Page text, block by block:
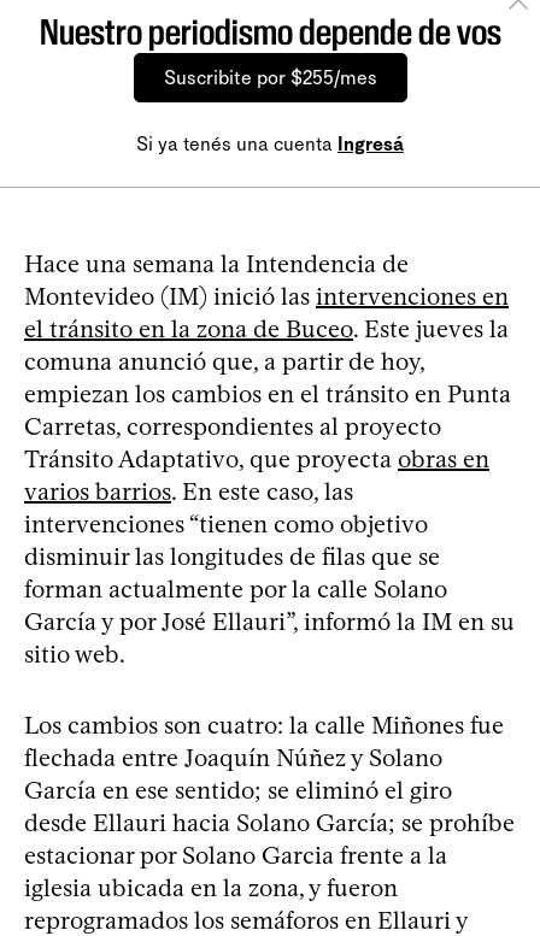
Nuestro periodismo depende de vos
Suscribite por $255/mes
Si ya tenés una cuenta Ingresá
Hace una semana la Intendencia de
Montevideo (IM) inició las intervenciones en
el tránsito en la zona de Buceo. Este jueves la
comuna anunció que, a partir de hoy,
empiezan los cambios en el tránsito en Punta
Carretas, correspondientes al proyecto
Tránsito Adaptativo, que proyecta obras en
varios barrios. En este caso, las
intervenciones “tienen como objetivo
disminuir las longitudes de filas que se
forman actualmente por la calle Solano
García y por José Ellauri”, informó la IM en su
sitio web.
Los cambios son cuatro: la calle Miñones fue
flechada entre Joaquín Núñez y Solano
García en ese sentido; se eliminó el giro
desde Ellauri hacia Solano García; se prohíbe
estacionar por Solano Garcia frente a la
iglesia ubicada en la zona, y fueron
reprogramados los semáforos en Ellauri y